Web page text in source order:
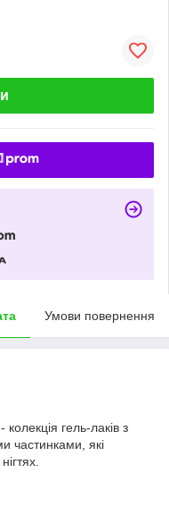
Умови повернення
гель-лаків з
частинками, які